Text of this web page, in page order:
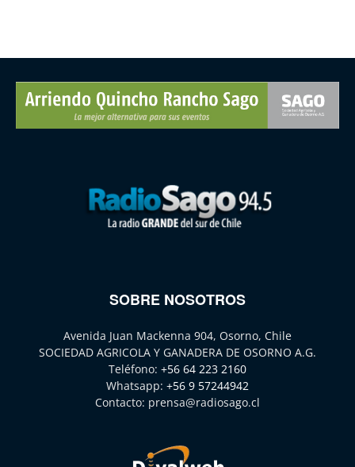
SOBRE NOSOTROS
Avenida Juan Mackenna 904, Osorno, Chile
SOCIEDAD AGRICOLA Y GANADERA DE OSORNO A.G.
Teléfono: +56 64 223 2160
Whatsapp: +56 9 57244942
Contacto: prensa@radiosago.cl